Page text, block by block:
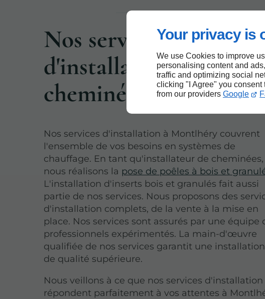
Your privacy is
We use Cookies to improve
personalising content and
traffic and optimizing social
clicking "I Agree" you consent
from our providers Google
Nos services
d'installation de
cheminées à
Nos services d'installation à Montlhéry couvrent
l'ensemble de vos besoins en systèmes de
chauffage. En tant qu'installateur de cheminées,
nous réalisons la pose de poêles à bois et
L'installation d'inserts bois et granulés fait aussi
partie de nos services. Nous proposons des
d'installation complets, de la vente à la mise en
place. Nos services sont assurés par une équipe
professionnels expérimentés. La main-d'œuvre
qualifiée de nos services garantit une installation
de qualité supérieure.
Nous veillons à ce que nos services d'installation
répondent parfaitement à vos attentes à